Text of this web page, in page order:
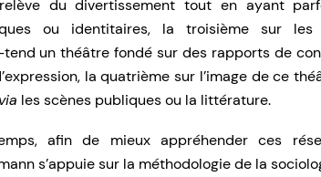
du divertissement tout en ayant
ou identitaires, la troisième sur les
un théâtre fondé sur des rapports de
la quatrième sur l’image de ce
via les scènes publiques ou la littérature.
afin de mieux appréhender ces
s’appuie sur la méthodologie de la